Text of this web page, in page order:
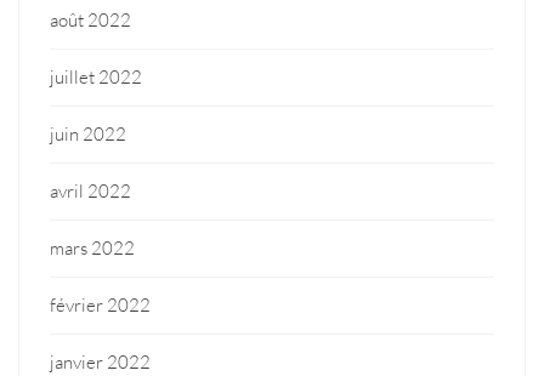
août 2022
juillet 2022
juin 2022
avril 2022
mars 2022
février 2022
janvier 2022